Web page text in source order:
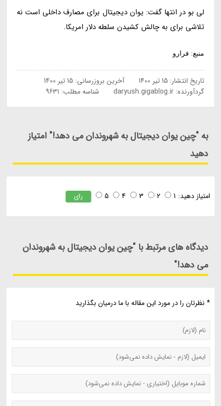
لی بو در انتها گفت: یوان دیجیتال برای مصارف داخلی است نه
تلاشی برای به چالش کشیدن سلطه دلار امریکا.
منبع: فرارو
تاریخ انتشار:15 تیر 1400 آخرین بروزرسانی:15 تیر 1400
گردآورنده:daryush.gigablog.ir شناسه مطلب: 9631
به "چین یوان دیجیتال به شهروندان می دهد!" امتیاز
دهید
امتیاز دهید: 1
2
3
4
5 رای
دیدگاه های مرتبط با "چین یوان دیجیتال به شهروندان
می دهد!"
* نظرتان را در مورد این مقاله با ما درمیان بگذارید